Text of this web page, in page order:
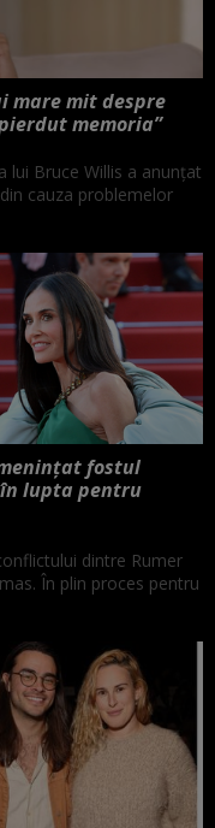
mare mit despre
memoria”
lui Bruce Willis a anunțat
cauza problemelor
fostul
lupta pentru
dintre Rumer
În plin proces pentru